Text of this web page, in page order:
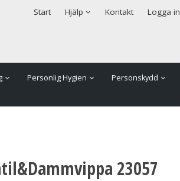
Start Hjälp
Säkerhet & Cookies Kontakt Logga in
Personlig Hygien Personskydd
23057